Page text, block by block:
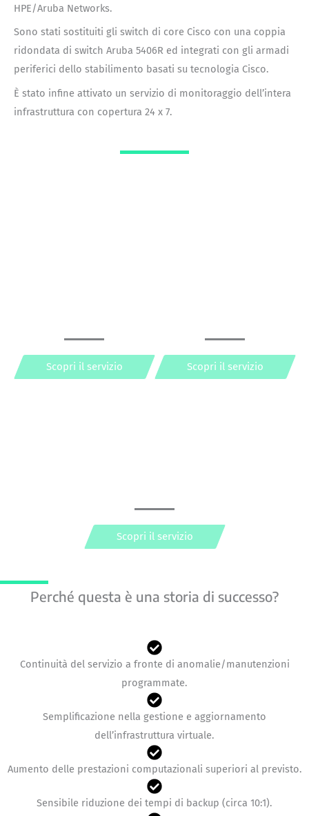
HPE/Aruba Networks.
Sono stati sostituiti gli switch di core Cisco con una coppia
ridondata di switch Aruba 5406R ed integrati con gli armadi
periferici dello stabilimento basati su tecnologia Cisco.
È stato infine attivato un servizio di monitoraggio dell’intera
infrastruttura con copertura 24 x 7.
Scopri il servizio Scopri il servizio
Scopri il servizio
Perché questa è una storia di successo?
Continuità del servizio a fronte di anomalie/manutenzioni
programmate.
Semplificazione nella gestione e aggiornamento
dell’infrastruttura virtuale.
Aumento delle prestazioni computazionali superiori al previsto.
Sensibile riduzione dei tempi di backup (circa 10:1).